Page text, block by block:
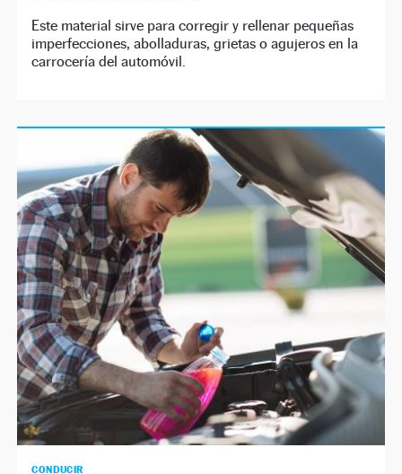
Este material sirve para corregir y rellenar pequeñas
imperfecciones, abolladuras, grietas o agujeros en la
carrocería del automóvil.
CONDUCIR